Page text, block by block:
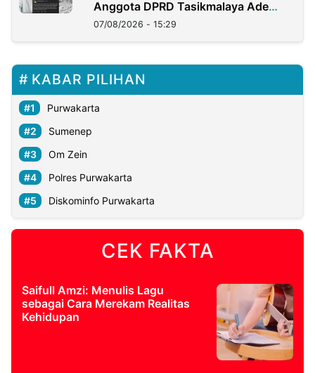
Anggota DPRD Tasikmalaya Ade
Lukman
07/08/2026 - 15:29
KABAR PILIHAN
Purwakarta
Sumenep
Om Zein
Polres Purwakarta
Diskominfo Purwakarta
CEK FAKTA
Saifull Amzi: Menulis Lagu
sebagai Cara Merekam Realitas
Kehidupan